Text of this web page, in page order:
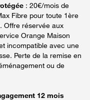
: 20€/mois de
Fibre pour toute 1ère
Offre réservée aux
Orange Maison
incompatible avec une
Perte de la remise en
ou de
12 mois